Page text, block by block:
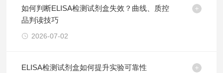
如何判断ELISA检测试剂盒失效？曲线、质控
品判读技巧
2026-07-02
ELISA检测试剂盒如何提升实验可靠性